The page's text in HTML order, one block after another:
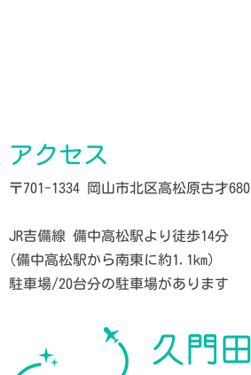
アクセス
〒701-1334 岡山市北区高松原古才680
JR吉備線 備中高松駅より徒歩14分
(備中高松駅から南東に約1.1km)
駐車場/20台分の駐車場があります